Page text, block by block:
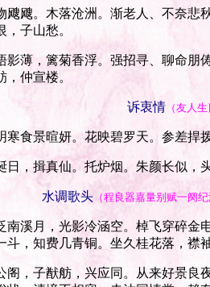
飕。木落沧洲。渐老人、不奈悲
，子山愁。
薄，篱菊香浮。强招寻、聊命朋
，仲宣楼。
诉衷情（友人生
食景暄妍。花映碧罗天。参差捍
，揖真仙。托炉烟。朱颜长似，
水调歌头 （程良器嘉量别赋一阕
溪月，光影冷涵空。棹飞穿碎金
斗，知费几青铜。坐久桂花落，襟
，子猷舫，兴应同。从来好景良